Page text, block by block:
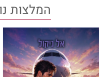
עיניי נפקחות לרווחה
ומסתכלת מהחלון ליד
זולגות על הזגוגית,
כאילו היא צורחת עם
המלצות